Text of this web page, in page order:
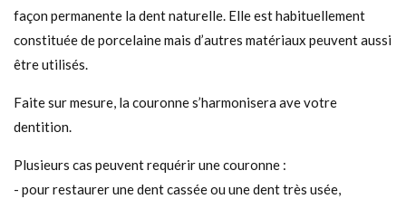
façon permanente la dent naturelle. Elle est habituellement
constituée de porcelaine mais d’autres matériaux peuvent aussi
être utilisés.
Faite sur mesure, la couronne s’harmonisera ave votre
dentition.
Plusieurs cas peuvent requérir une couronne :
- pour restaurer une dent cassée ou une dent très usée,